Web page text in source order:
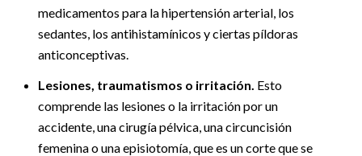
medicamentos para la hipertensión arterial, los
sedantes, los antihistamínicos y ciertas píldoras
anticonceptivas.
Lesiones, traumatismos o irritación. Esto
comprende las lesiones o la irritación por un
accidente, una cirugía pélvica, una circuncisión
femenina o una episiotomía, que es un corte que se